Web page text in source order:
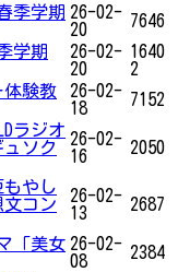
季学期 26-02-
20
7646
学期
26-02-
20
1640
2
体験教
26-02-
18
7152
ラジオ
ュソク
26-02-
16
2050
もやし
文コン
26-02-
13
2687
「美女 26-02-
08
2384